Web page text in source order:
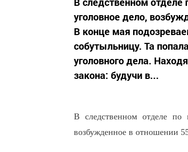
уголовное дело,
В конце мая
собутыльницу. Та
уголовного дела.
закона: будучи в...
В следственном отделе
возбужденное в отношении